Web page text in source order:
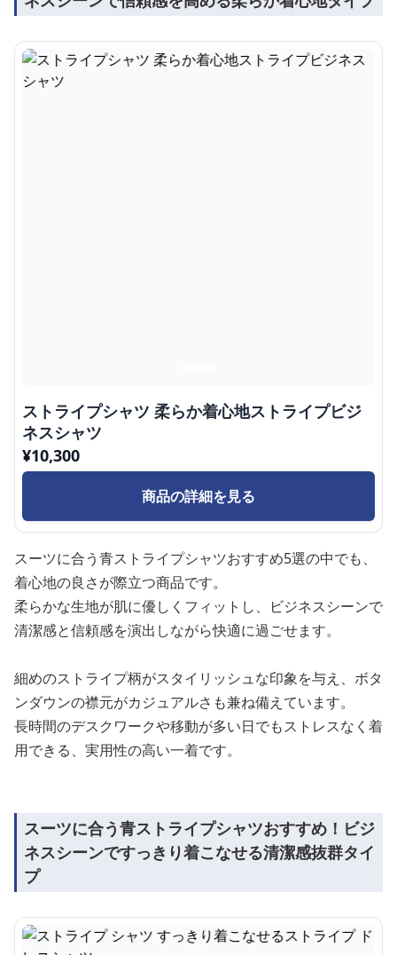
ストライプシャツ 柔らか着心地ストライプビジ
ネスシャツ
¥10,300
商品の詳細を見る
スーツに合う青ストライプシャツおすすめ5選の中でも、
着心地の良さが際立つ商品です。
柔らかな生地が肌に優しくフィットし、ビジネスシーンで
清潔感と信頼感を演出しながら快適に過ごせます。
細めのストライプ柄がスタイリッシュな印象を与え、ボタ
ンダウンの襟元がカジュアルさも兼ね備えています。
長時間のデスクワークや移動が多い日でもストレスなく着
用できる、実用性の高い一着です。
スーツに合う青ストライプシャツおすすめ！ビジ
ネスシーンですっきり着こなせる清潔感抜群タイ
プ